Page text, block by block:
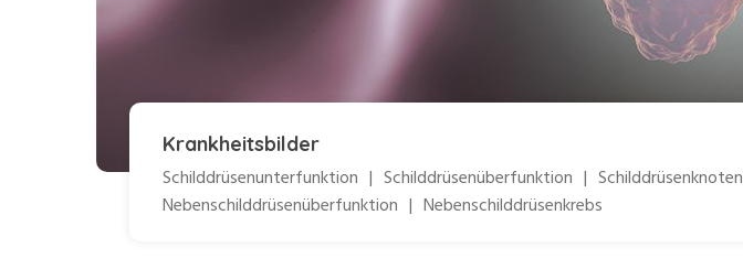
Krankheitsbilder
Schilddrüsenunterfunktion | Schilddrüsenüberfunktion | Schilddrüsenknoten
Nebenschilddrüsenüberfunktion | Nebenschilddrüsenkrebs